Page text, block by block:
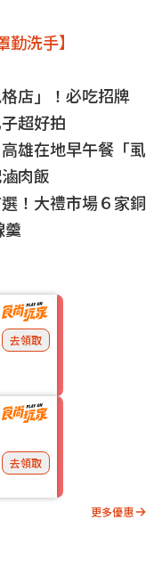
勤洗手】
店」！必吃招牌
超好拍
雄在地早午餐「虱
肉飯
！大禮市場６家銅
羹
去領取
去領取
更多優惠